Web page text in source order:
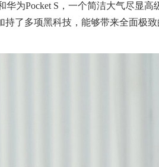
华为Pocket S，一个简洁大气尽显
持了多项黑科技，能够带来全面极